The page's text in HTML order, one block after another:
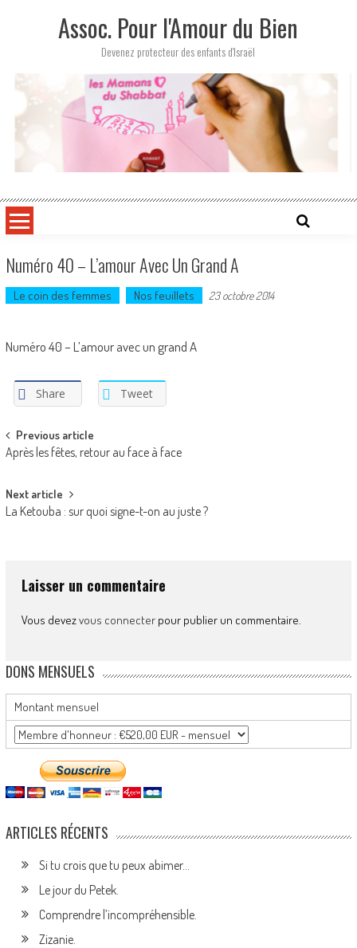
Assoc. Pour l'Amour du Bien
Devenez protecteur des enfants d'Israël
Numéro 40 – L’amour Avec Un Grand A
Le coin des femmes Nos feuillets 23 octobre 2014
Numéro 40 – L’amour avec un grand A
Share Tweet
Post
navigation
Previous article
Après les fêtes, retour au face à face
Next article
La Ketouba : sur quoi signe-t-on au juste ?
Laisser un commentaire
Vous devezvous connecterpour publier un commentaire.
DONS MENSUELS
Montant mensuel
ARTICLES RÉCENTS
Si tu crois que tu peux abimer…
Le jour du Petek.
Comprendre l’incompréhensible.
Zizanie.